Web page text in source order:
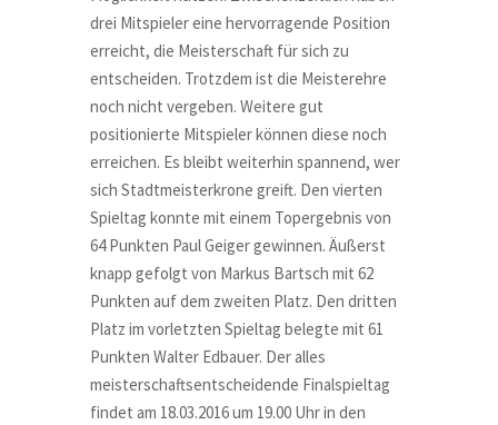
drei Mitspieler eine hervorragende Position
erreicht, die Meisterschaft für sich zu
entscheiden. Trotzdem ist die Meisterehre
noch nicht vergeben. Weitere gut
positionierte Mitspieler können diese noch
erreichen. Es bleibt weiterhin spannend, wer
sich Stadtmeisterkrone greift. Den vierten
Spieltag konnte mit einem Topergebnis von
64 Punkten Paul Geiger gewinnen. Äußerst
knapp gefolgt von Markus Bartsch mit 62
Punkten auf dem zweiten Platz. Den dritten
Platz im vorletzten Spieltag belegte mit 61
Punkten Walter Edbauer. Der alles
meisterschaftsentscheidende Finalspieltag
findet am 18.03.2016 um 19.00 Uhr in den